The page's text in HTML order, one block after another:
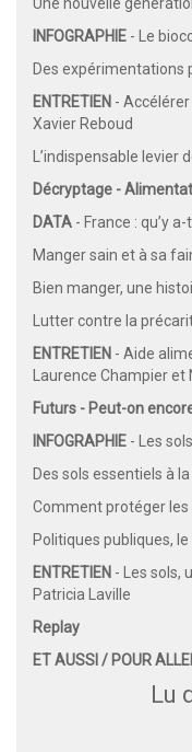
Une nouvelle
INFOGRAPHIE - Le
Des expérimentations
ENTRETIEN -
Xavier Reboud
L’indispensable levier
Décryptage -
DATA - France : qu’y
Manger sain et à sa
Bien manger, une
Lutter contre la
ENTRETIEN - Aide
Laurence Champier et
Futurs - Peut-on
INFOGRAPHIE - Les
Des sols essentiels à la
Comment protéger les
Politiques publiques,
ENTRETIEN - Les sols,
Patricia Laville
Replay
ET AUSSI / POUR
Lu